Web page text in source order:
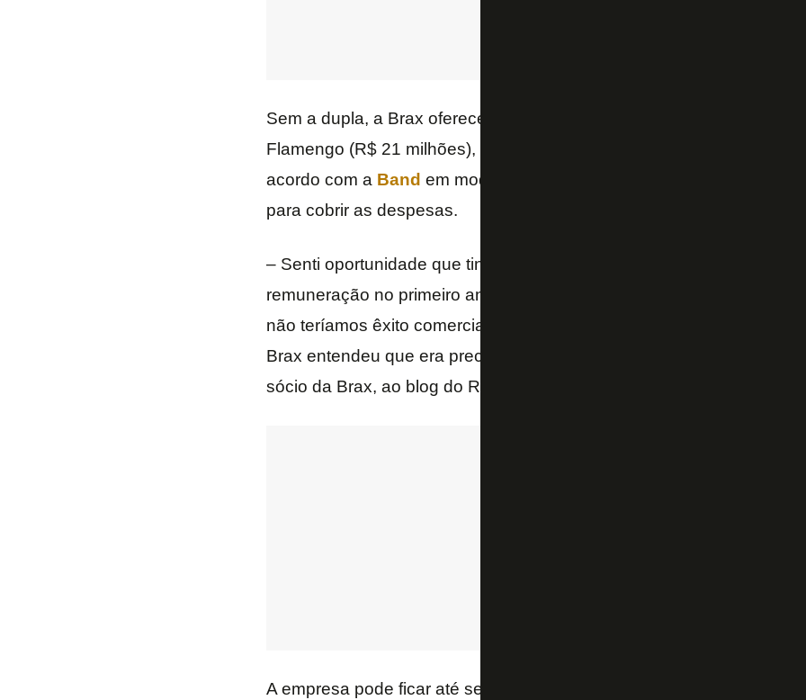
Sem a dupla, a Brax ofereceu garantia de pagamento de R$ 61
Flamengo (R$ 21 milhões),
acordo com a Band em modelo de divisão de receitas, mas não
para cobrir as despesas.
– Senti oportunidade que tinha para entrar no mercado. Abri mão de
remuneração no primeiro ano com a venda de direitos de
não teríamos êxito comercial a ponto de cobrir as despesas. Isso
Brax entendeu que era preciso comprar um contrato longo – disse
sócio da Brax, ao blog do Rodrigo Mattos
A empresa pode ficar até sem transmissão da final do Campeonato